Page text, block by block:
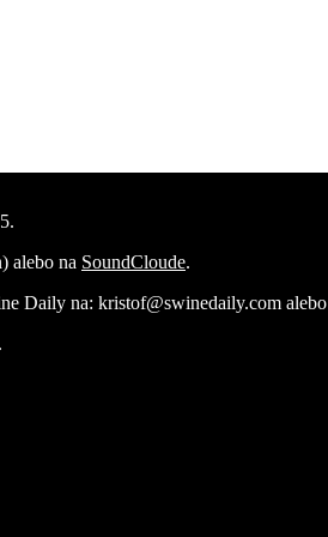
alebo na SoundCloude.
Daily na: kristof@swinedaily.com alebo